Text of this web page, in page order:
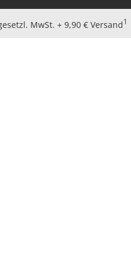
MwSt. + 9,90 € Versand1